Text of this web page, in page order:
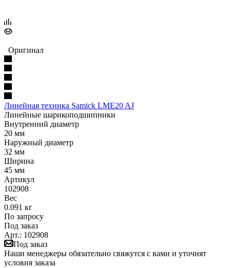
Оригинал
Линейная техника Samick LME20 AJ
Линейные шарикоподшипники
Внутренний диаметр
20 мм
Наружный диаметр
32 мм
Ширина
45 мм
Артикул
102908
Вес
0.091 кг
По запросу
Под заказ
Арт.: 102908
Под заказ
Наши менеджеры обязательно свяжутся с вами и уточнят
условия заказа